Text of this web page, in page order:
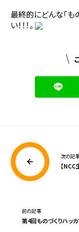
最終的にどんな「も
い！！！。
次の記
【
前の記事
第4回ものづくりハッ